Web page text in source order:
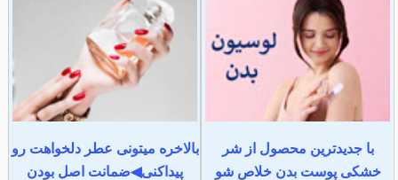
با جدیدترین محصول از شر
خشکی پوست بدن خلاص شو
بالاخره میتونی عطر دلخواهت رو
پیداکنی◀ضمانت اصل بودن